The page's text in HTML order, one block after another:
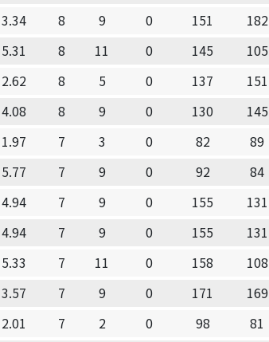
3.34 8 9 0 151 182
5.31 8 11 0 145 105
2.62 8 5 0 137 151
4.08 8 9 0 130 145
1.97 7 3 0 82 89
5.77 7 9 0 92 84
4.94 7 9 0 155 131
4.94 7 9 0 155 131
5.33 7 11 0 158 108
3.57 7 9 0 171 169
2.01 7 2 0 98 81